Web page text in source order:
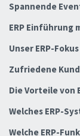
Spannende
ERP
Unser ERP-
Zufriedene
Die Vorteile von
Welches ERP-
Welche ERP-